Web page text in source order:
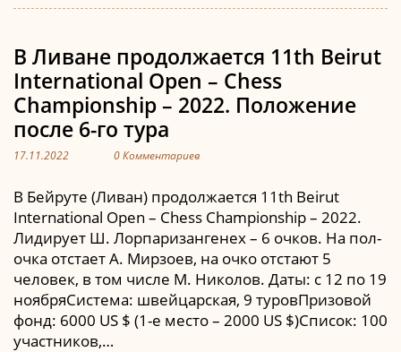
В Ливане продолжается 11th Beirut
International Open – Chess
Championship – 2022. Положение
после 6-го тура
17.11.2022 0 Комментариев
В Бейруте (Ливан) продолжается 11th Beirut
International Open – Chess Championship – 2022.
Лидирует Ш. Лорпаризангенех – 6 очков. На пол-
очка отстает А. Мирзоев, на очко отстают 5
человек, в том числе М. Николов. Даты: с 12 по 19
ноябряСистема: швейцарская, 9 туровПризовой
фонд: 6000 US $ (1-е место – 2000 US $)Список: 100
участников,…